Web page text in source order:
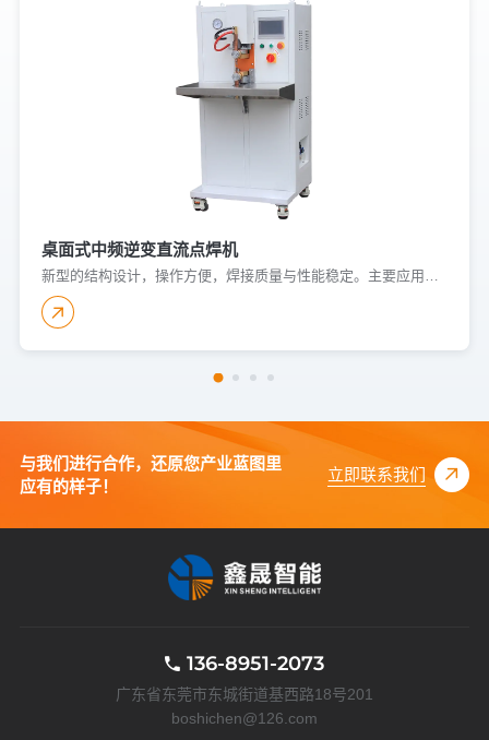
桌面式中频逆变直流点焊机
新型的结构设计，操作方便，焊接质量与性能稳定。主要应用于低碳钢、不锈钢、铜、镍、铝等有色金属的焊接，可实现板与板、板与螺母、弹片、金属件及线材的焊接。广泛应用于汽车配件、家电制造、低压电器等领域。
与我们进行合作，还原您产业蓝图里
应有的样子！
立即联系我们
136-8951-2073
广东省东莞市东城街道基西路18号201
boshichen@126.com